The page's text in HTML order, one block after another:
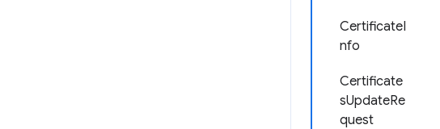
CertificateI
nfo
Certificate
sUpdateRe
quest